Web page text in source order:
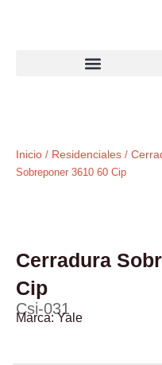
Inicio / Residenciales /
Sobreponer 3610 60 Cip
Cerradura
Cip
Csi-031
Marca:Yale